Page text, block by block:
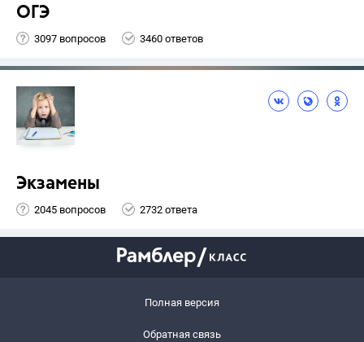
ОГЭ
3097 вопросов 3460 ответов
Экзамены
2045 вопросов 2732 ответа
Полная версия
Обратная связь